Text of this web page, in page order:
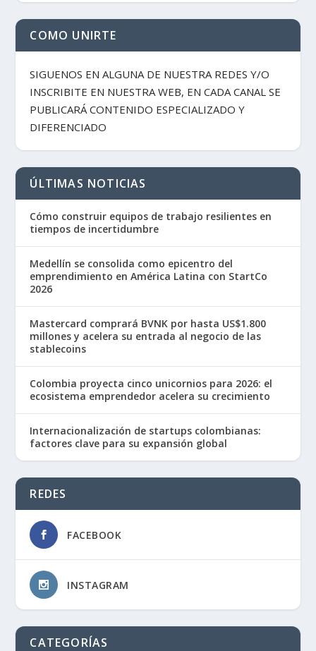
COMO UNIRTE
SIGUENOS EN ALGUNA DE NUESTRA REDES Y/O
INSCRIBITE EN NUESTRA WEB, EN CADA CANAL SE
PUBLICARÁ CONTENIDO ESPECIALIZADO Y
DIFERENCIADO
ÚLTIMAS NOTICIAS
Cómo construir equipos de trabajo resilientes en
tiempos de incertidumbre
Medellín se consolida como epicentro del
emprendimiento en América Latina con StartCo
2026
Mastercard comprará BVNK por hasta US$1.800
millones y acelera su entrada al negocio de las
stablecoins
Colombia proyecta cinco unicornios para 2026: el
ecosistema emprendedor acelera su crecimiento
Internacionalización de startups colombianas:
factores clave para su expansión global
REDES
FACEBOOK
INSTAGRAM
CATEGORÍAS